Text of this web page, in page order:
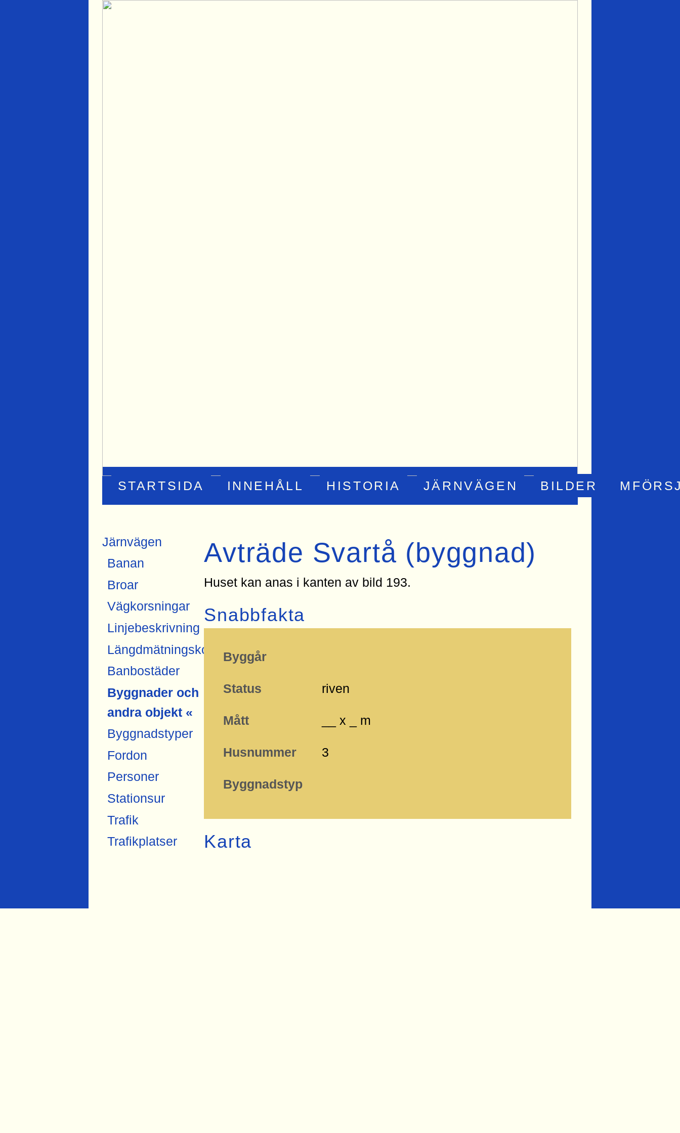
STARTSIDA INNEHÅLL HISTORIA JÄRNVÄGEN BILDER
Järnvägen
Banan
Broar
Vägkorsningar
Linjebeskrivning
Längdmätningskonnektionen
Banbostäder
Byggnader och
andra objekt «
Byggnadstyper
Fordon
Personer
Stationsur
Trafik
Trafikplatser
Avträde Svartå (byggnad)
Huset kan anas i kanten av bild 193.
Snabbfakta
Byggår
Status riven
Mått __ x _ m
Husnummer 3
Byggnadstyp
Karta